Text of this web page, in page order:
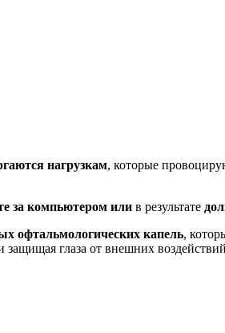
нагрузкам, которые
за компьютером или в результате
офтальмологических капель,
защищая глаза от внешних